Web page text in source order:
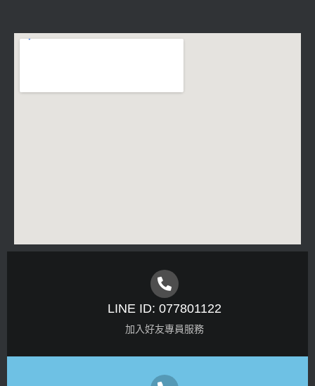
LINE ID: 077801122
加入好友專員服務